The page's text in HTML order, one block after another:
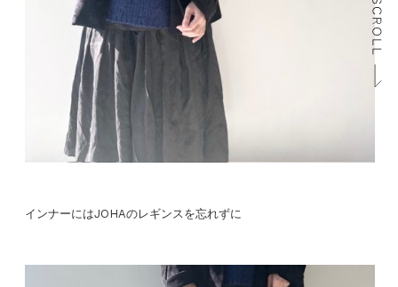
インナーにはJOHAのレギンスを忘れずに